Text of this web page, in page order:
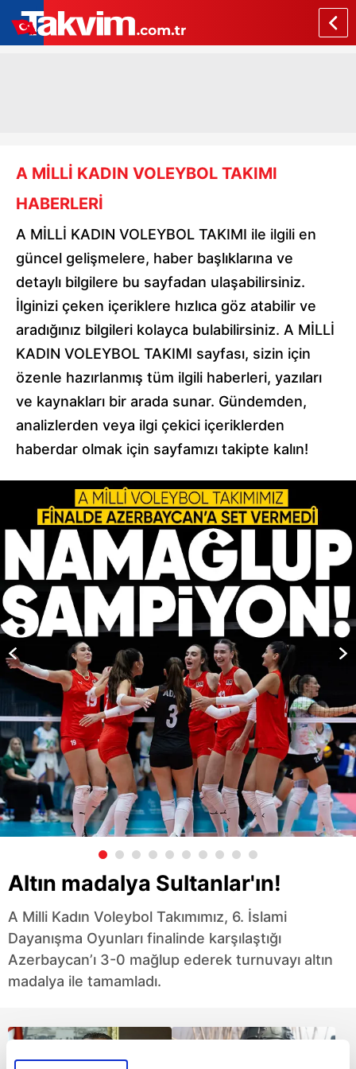
A MİLLİ KADIN VOLEYBOL TAKIMI
HABERLERİ
A MİLLİ KADIN VOLEYBOL TAKIMI ile ilgili en
güncel gelişmelere, haber başlıklarına ve
detaylı bilgilere bu sayfadan ulaşabilirsiniz.
İlginizi çeken içeriklere hızlıca göz atabilir ve
aradığınız bilgileri kolayca bulabilirsiniz. A MİLLİ
KADIN VOLEYBOL TAKIMI sayfası, sizin için
özenle hazırlanmış tüm ilgili haberleri, yazıları
ve kaynakları bir arada sunar. Gündemden,
analizlerden veya ilgi çekici içeriklerden
haberdar olmak için sayfamızı takipte kalın!
Altın madalya Sultanlar'ın!
A Milli Kadın Voleybol Takımımız, 6. İslami
Dayanışma Oyunları finalinde karşılaştığı
Azerbaycan’ı 3-0 mağlup ederek turnuvayı altın
madalya ile tamamladı.